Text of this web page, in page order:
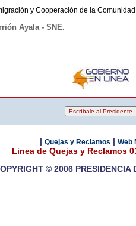
y Cooperación de la
Ayala - SNE.
| Quejas y Reclamos | Web
Linea de Quejas y Reclamos
© 2006 PRESIDENCIA